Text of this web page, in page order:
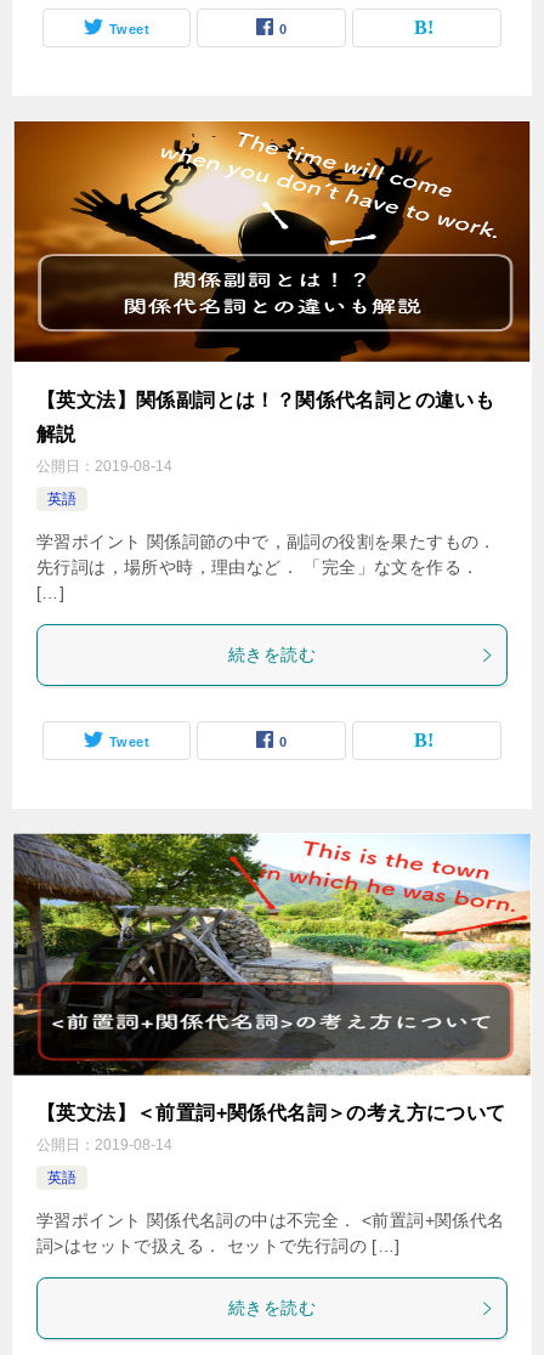
Tweet 0
【英文法】関係副詞とは！？関係代名詞との違いも
解説
公開日： 2019-08-14
英語
学習ポイント 関係詞節の中で，副詞の役割を果たすもの．
先行詞は，場所や時，理由など． 「完全」な文を作る．
[…]
続きを読む
Tweet 0
【英文法】＜前置詞+関係代名詞＞の考え方について
公開日： 2019-08-14
英語
学習ポイント 関係代名詞の中は不完全． <前置詞+関係代名
詞>はセットで扱える． セットで先行詞の […]
続きを読む